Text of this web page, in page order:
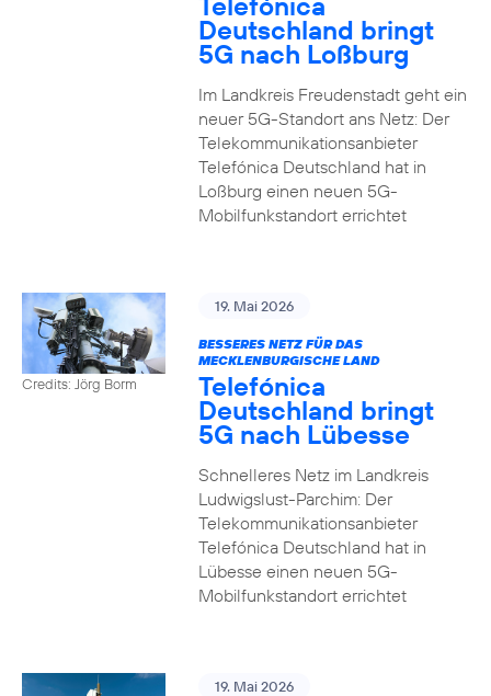
Deutschland bringt
5G nach Loßburg
Im Landkreis Freudenstadt geht ein
neuer 5G-Standort ans Netz: Der
Telekommunikationsanbieter
Telefónica Deutschland hat in
Loßburg einen neuen 5G-
Mobilfunkstandort errichtet
Credits: Jörg Borm
19. Mai 2026
BESSERES NETZ FÜR DAS
MECKLENBURGISCHE LAND
Telefónica
Deutschland bringt
5G nach Lübesse
Schnelleres Netz im Landkreis
Ludwigslust-Parchim: Der
Telekommunikationsanbieter
Telefónica Deutschland hat in
Lübesse einen neuen 5G-
Mobilfunkstandort errichtet
19. Mai 2026